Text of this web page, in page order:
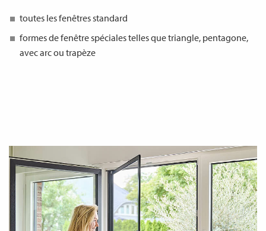
toutes les fenêtres standard
formes de fenêtre spéciales telles que triangle, pentagone,
avec arc ou trapèze